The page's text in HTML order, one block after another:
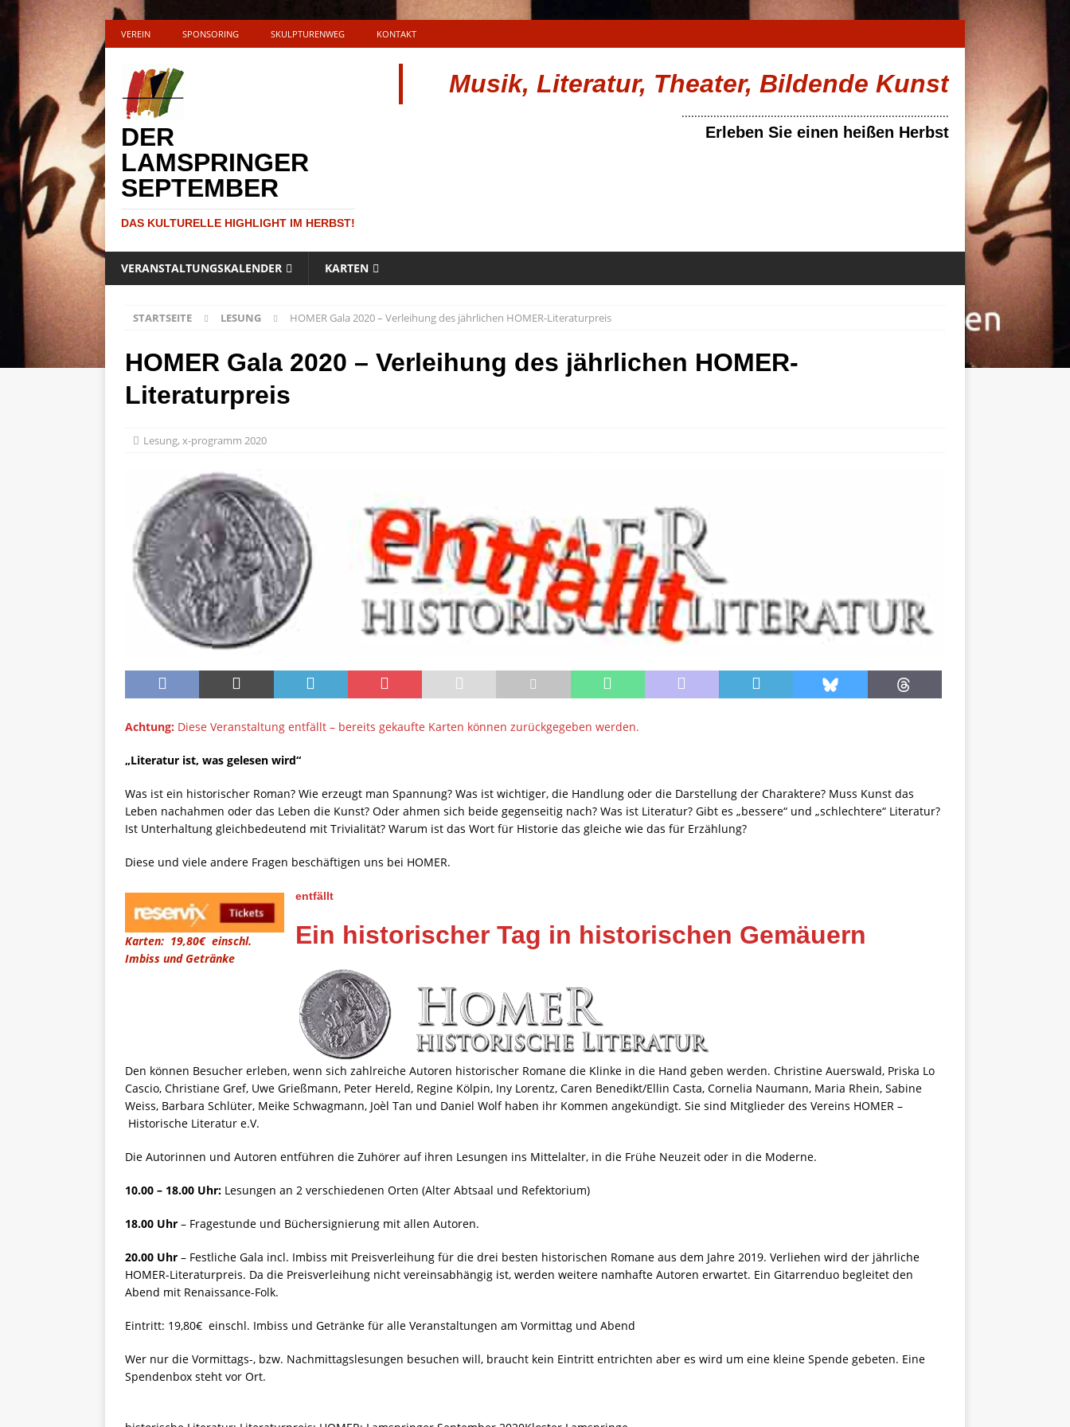
VEREIN SPONSORING SKULPTURENWEG KONTAKT
DER
LAMSPRINGER
SEPTEMBER
DAS KULTURELLE HIGHLIGHT IM HERBST!
Musik, Literatur, Theater, Bildende Kunst
....................................................................................
Erleben Sie einen heißen Herbst
VERANSTALTUNGSKALENDER KARTEN
STARTSEITE LESUNG HOMER Gala 2020 – Verleihung des jährlichen HOMER-Literaturpreis
HOMER Gala 2020 – Verleihung des jährlichen HOMER-
Literaturpreis
Lesung, x-programm 2020
Achtung: Diese Veranstaltung entfällt – bereits gekaufte Karten können zurückgegeben werden.
„Literatur ist, was gelesen wird“
Was ist ein historischer Roman? Wie erzeugt man Spannung? Was ist wichtiger, die Handlung oder die Darstellung der Charaktere? Muss Kunst das
Leben nachahmen oder das Leben die Kunst? Oder ahmen sich beide gegenseitig nach? Was ist Literatur? Gibt es „bessere“ und „schlechtere“ Literatur?
Ist Unterhaltung gleichbedeutend mit Trivialität? Warum ist das Wort für Historie das gleiche wie das für Erzählung?
Diese und viele andere Fragen beschäftigen uns bei HOMER.
Karten: 19,80€ einschl.
Imbiss und Getränke
entfällt
Ein historischer Tag in historischen Gemäuern
Den können Besucher erleben, wenn sich zahlreiche Autoren historischer Romane die Klinke in die Hand geben werden. Christine Auerswald, Priska Lo
Cascio, Christiane Gref, Uwe Grießmann, Peter Hereld, Regine Kölpin, Iny Lorentz, Caren Benedikt/Ellin Casta, Cornelia Naumann, Maria Rhein, Sabine
Weiss, Barbara Schlüter, Meike Schwagmann, Joèl Tan und Daniel Wolf haben ihr Kommen angekündigt. Sie sind Mitglieder des Vereins HOMER –
Historische Literatur e.V.
Die Autorinnen und Autoren entführen die Zuhörer auf ihren Lesungen ins Mittelalter, in die Frühe Neuzeit oder in die Moderne.
10.00 – 18.00 Uhr: Lesungen an 2 verschiedenen Orten (Alter Abtsaal und Refektorium)
18.00 Uhr – Fragestunde und Büchersignierung mit allen Autoren.
20.00 Uhr – Festliche Gala incl. Imbiss mit Preisverleihung für die drei besten historischen Romane aus dem Jahre 2019. Verliehen wird der jährliche
HOMER-Literaturpreis. Da die Preisverleihung nicht vereinsabhängig ist, werden weitere namhafte Autoren erwartet. Ein Gitarrenduo begleitet den
Abend mit Renaissance-Folk.
Eintritt: 19,80€ einschl. Imbiss und Getränke für alle Veranstaltungen am Vormittag und Abend
Wer nur die Vormittags-, bzw. Nachmittagslesungen besuchen will, braucht kein Eintritt entrichten aber es wird um eine kleine Spende gebeten. Eine
Spendenbox steht vor Ort.